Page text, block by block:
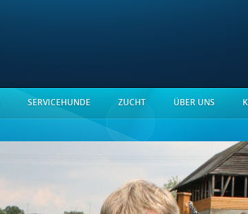
SERVICEHUNDE ZUCHT ÜBER UNS